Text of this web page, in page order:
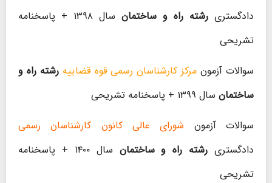
دادگستری رشته راه و ساختمان
سال ۱۳۹۸ + پاسخنامه
تشریحی
سوالات آزمون مرکز کارشناسان رسمی قوه قضاییه رشته راه و
ساختمان سال ۱۳۹۹ + پاسخنامه تشریحی
سوالات آزمون شورای عالی کانون کارشناسان رسمی
دادگستری رشته راه و ساختمان
سال ۱۴۰۰ + پاسخنامه
تشریحی